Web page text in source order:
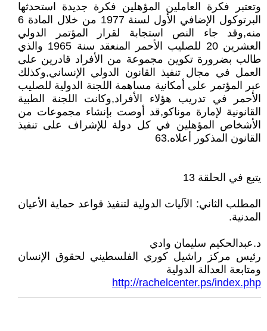
وتعتبر فكرة العاملين المؤهلين فكرة جديدة استحدثها
البرتوكول الإضافي الأول لسنة 1977 من خلال المادة 6
منه,وقد جاء النص استجابة لقرار المؤتمر الدولي
العشرين 20 للصليب الأحمر المنعقد سنة 1965 والذي
طالب بضرورة تكوين مجموعة من الأفراد قادرين على
العمل في مجال تنفيذ القانون الدولي الإنساني,وكذلك
عبر المؤتمر على أمكانية مساهمة اللجنة الدولية للصليب
الأحمر في تدريب هؤلاء الأفراد,وكانت اللجنة الطبية
القانونية لإمارة موناكو,قد أوصت بإنشاء مجموعات من
الأشخاص المؤهلين في كل دولة للإشراف على تنفيذ
القانون المذكور أعلاه.63
يتبع في الحلقة 13
المطلب الثاني: الآليات الدولية لتنفيذ قواعد حماية الأعيان
المدنية.
د.عبدالحكيم سليمان وادي
رئيس مركز راشيل كوري الفلسطيني لحقوق الإنسان
ومتابعة العدالة الدولية
http://rachelcenter.ps/index.php